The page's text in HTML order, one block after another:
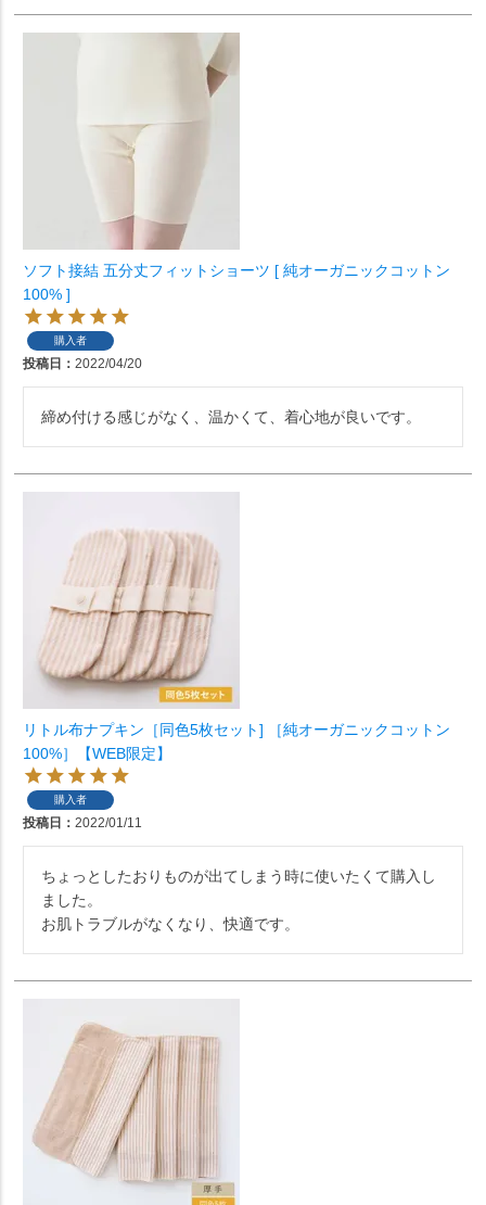
ソフト接結 五分丈フィットショーツ [ 純オーガニックコットン
100% ]
購入者
投稿日 2022/04/20
リトル布ナプキン［同色5枚セット] ［純オーガニックコットン
100%］【WEB限定】
購入者
投稿日 2022/01/11
ちょっとしたおりものが出てしまう時に使いたくて購入し
ました。
お肌トラブルがなくなり、快適です。